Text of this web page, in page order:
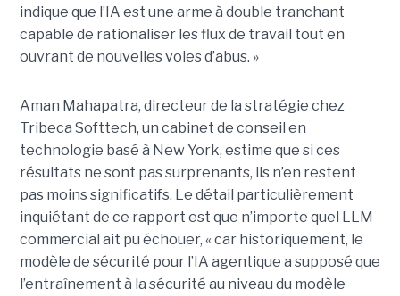
indique que l’IA est une arme à double tranchant
capable de rationaliser les flux de travail tout en
ouvrant de nouvelles voies d’abus. »
Aman Mahapatra, directeur de la stratégie chez
Tribeca Softtech, un cabinet de conseil en
technologie basé à New York, estime que si ces
résultats ne sont pas surprenants, ils n’en restent
pas moins significatifs. Le détail particulièrement
inquiétant de ce rapport est que n’importe quel LLM
commercial ait pu échouer, « car historiquement, le
modèle de sécurité pour l’IA agentique a supposé que
l’entraînement à la sécurité au niveau du modèle